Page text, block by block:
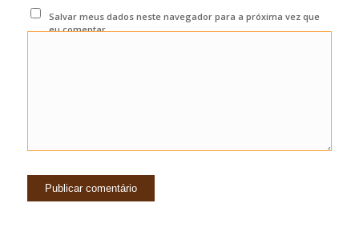
Salvar meus dados neste navegador para a próxima vez que
eu comentar.